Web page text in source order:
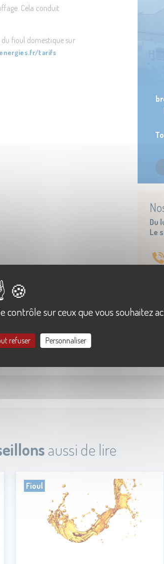
Cela conduit
du fioul domestique sur
tarifs
Du
Le
aussi de lire
Fioul
contrôle sur ceux que vous souhaitez
refuser Personnaliser